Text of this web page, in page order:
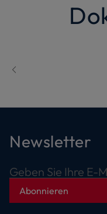
Newsletter
Geben Sie Ihre E-
Abonnieren